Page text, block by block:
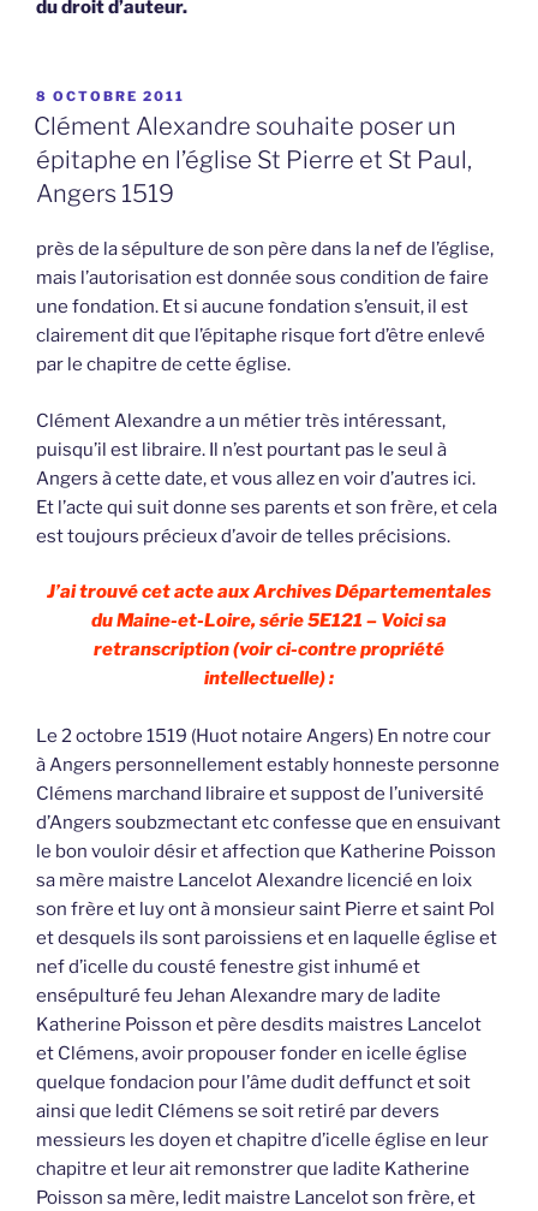
du droit d’auteur.
PUBLIÉ
LE
8 OCTOBRE 2011
Clément Alexandre souhaite poser un
épitaphe en l’église St Pierre et St Paul,
Angers 1519
près de la sépulture de son père dans la nef de l’église,
mais l’autorisation est donnée sous condition de faire
une fondation. Et si aucune fondation s’ensuit, il est
clairement dit que l’épitaphe risque fort d’être enlevé
par le chapitre de cette église.
Clément Alexandre a un métier très intéressant,
puisqu’il est libraire. Il n’est pourtant pas le seul à
Angers à cette date, et vous allez en voir d’autres ici.
Et l’acte qui suit donne ses parents et son frère, et cela
est toujours précieux d’avoir de telles précisions.
J’ai trouvé cet acte aux Archives Départementales
du Maine-et-Loire, série 5E121 – Voici sa
retranscription (voir ci-contre propriété
intellectuelle) :
Le 2 octobre 1519 (Huot notaire Angers) En notre cour
à Angers personnellement estably honneste personne
Clémens marchand libraire et suppost de l’université
d’Angers soubzmectant etc confesse que en ensuivant
le bon vouloir désir et affection que Katherine Poisson
sa mère maistre Lancelot Alexandre licencié en loix
son frère et luy ont à monsieur saint Pierre et saint Pol
et desquels ils sont paroissiens et en laquelle église et
nef d’icelle du cousté fenestre gist inhumé et
ensépulturé feu Jehan Alexandre mary de ladite
Katherine Poisson et père desdits maistres Lancelot
et Clémens, avoir propouser fonder en icelle église
quelque fondacion pour l’âme dudit deffunct et soit
ainsi que ledit Clémens se soit retiré par devers
messieurs les doyen et chapitre d’icelle église en leur
chapitre et leur ait remonstrer que ladite Katherine
Poisson sa mère, ledit maistre Lancelot son frère, et